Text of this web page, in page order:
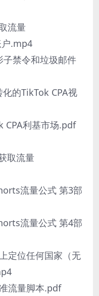
流量
.mp4
令和垃圾邮件
TikTok CPA视
利基市场.pdf
取流量
流量公式 第3部
流量公式 第4部
位任何国家（无
量脚本.pdf